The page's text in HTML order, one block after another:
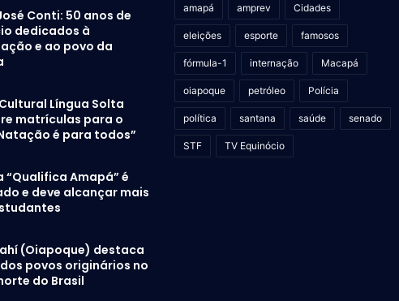
Conti: 50 anos de
dedicados à
e ao povo da
Língua Solta
matrículas para o
é para todos”
“Qualifica Amapá” é
e deve alcançar mais
(Oiapoque) destaca
povos originários no
do Brasil
amapá amprev Cidades
eleições esporte famosos
fórmula-1 internação Macapá
oiapoque petróleo Polícia
política santana saúde senado
STF TV Equinócio